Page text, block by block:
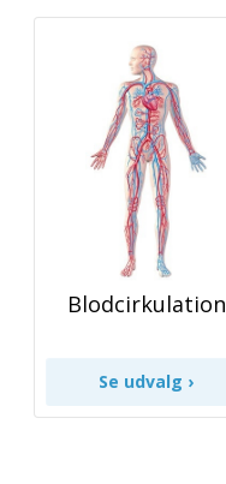
Blodcirkulation